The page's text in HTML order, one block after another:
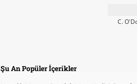
C.
Şu An Popüler İçerikler